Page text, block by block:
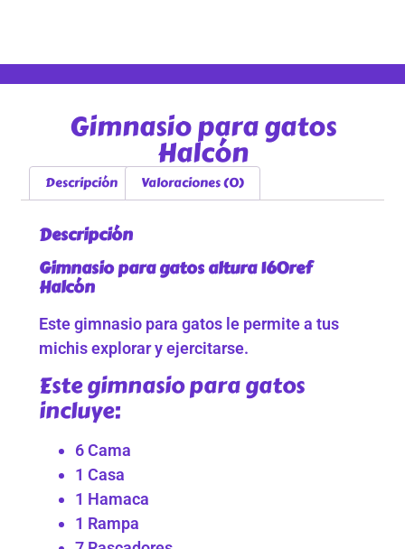
Gimnasio para gatos
Halcón
Descripción Valoraciones (0)
Descripción
Gimnasio para gatos altura 160ref
Halcón
Este gimnasio para gatos le permite a tus
michis explorar y ejercitarse.
Este gimnasio para gatos
incluye:
6 Cama
1 Casa
1 Hamaca
1 Rampa